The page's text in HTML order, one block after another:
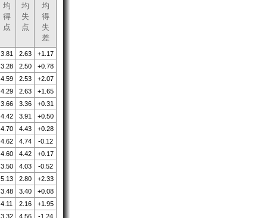
均
得
点
均
失
点
均
得
失
差
3.81 2.63
+1.17
3.28 2.50
+0.78
4.59 2.53
+2.07
4.29 2.63
+1.65
3.66 3.36
+0.31
4.42 3.91
+0.50
4.70 4.43
+0.28
4.62 4.74
-0.12
4.60 4.42
+0.17
3.50 4.03
-0.52
5.13 2.80
+2.33
3.48 3.40
+0.08
4.11 2.16
+1.95
3.32 4.56
-1.24